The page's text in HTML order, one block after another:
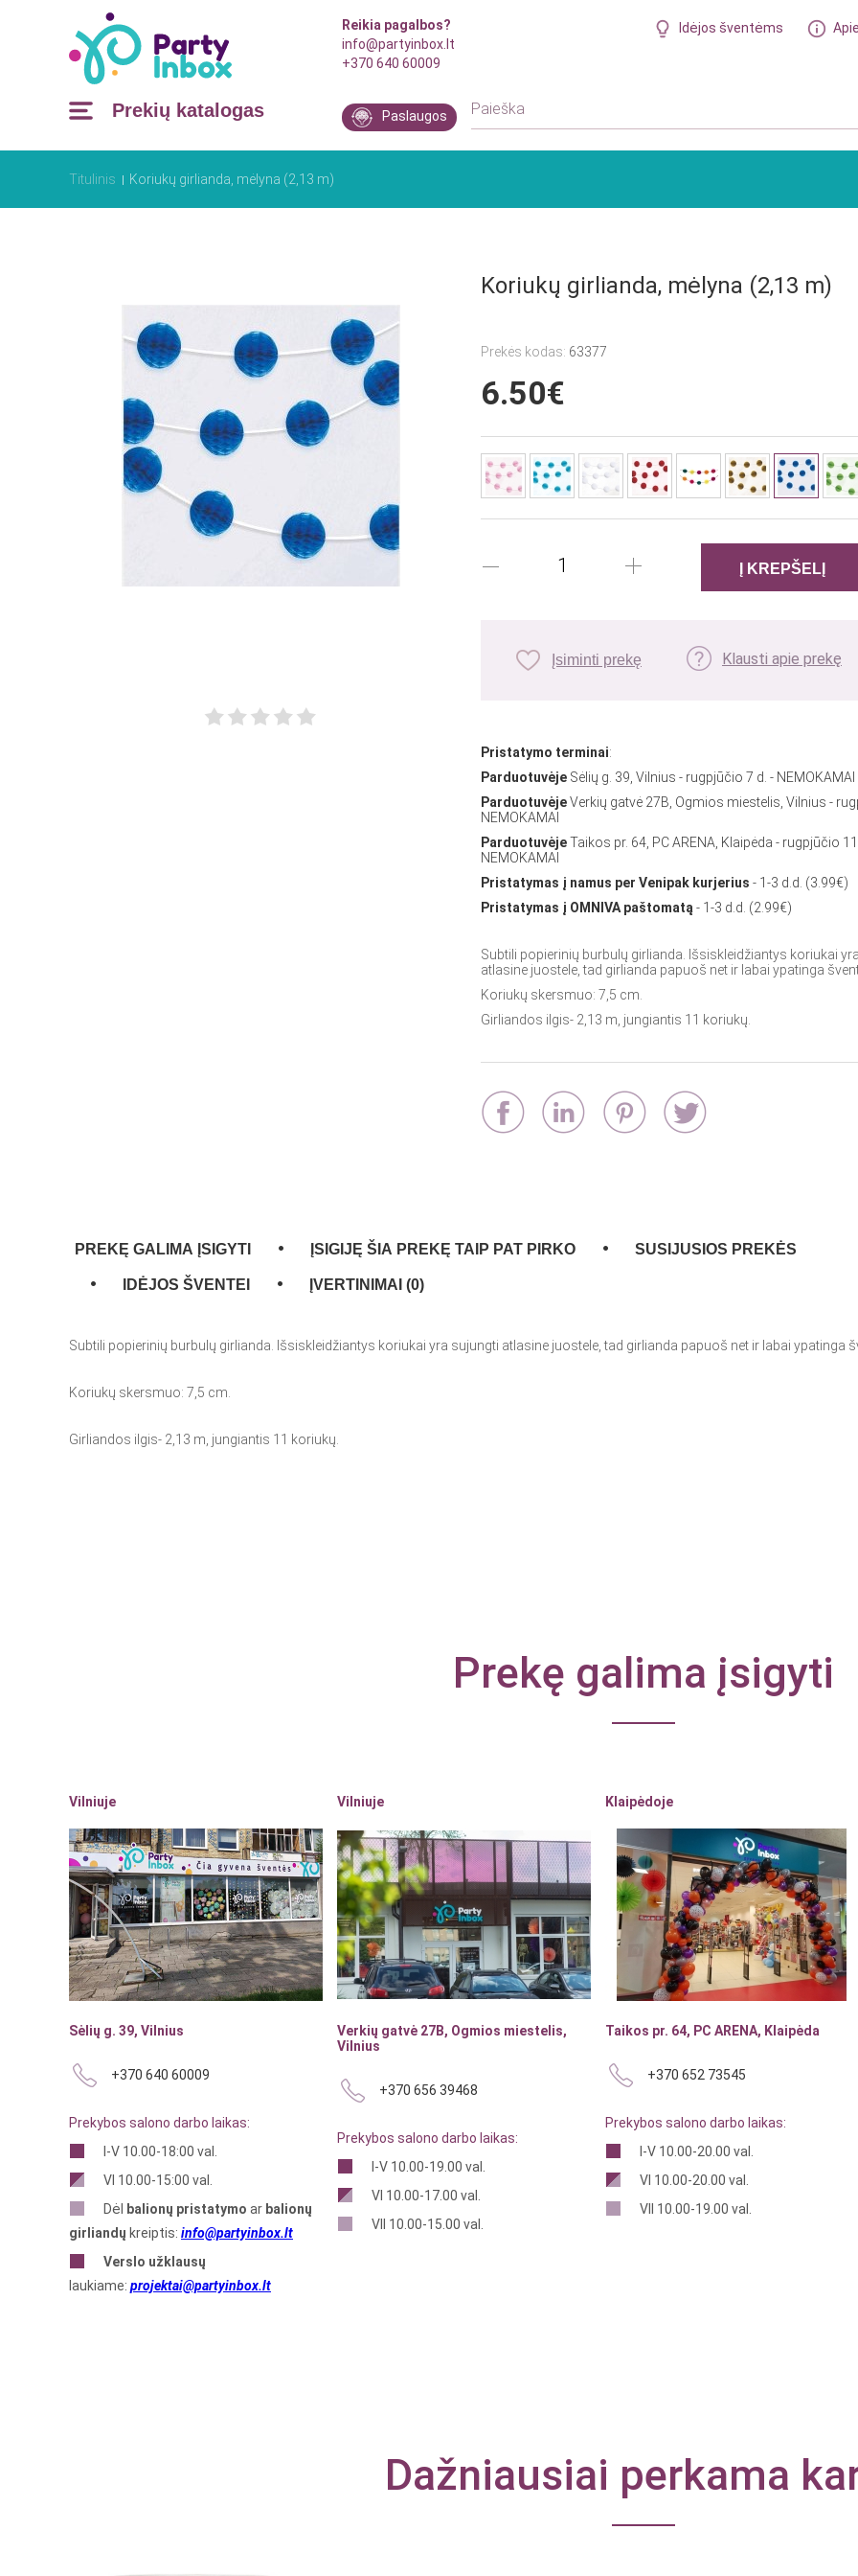
Reikia pagalbos?
info@partyinbox.lt
+370 640 60009
Idėjos šventėms
Prekių katalogas Paslaugos
Titulinis Koriukų girlianda, mėlyna (2,13 m)
Koriukų girlianda, mėlyna (2,13 m)
Prekės kodas: 63377
6.50€
Įsiminti prekę Klausti apie prekę
Pristatymo terminai:
Parduotuvėje Sėlių g. 39, Vilnius - rugpjūčio 7 d. - NEMOKAMAI
ParduotuvėjeVerkių gatvė 27B, Ogmios miestelis, Vilnius -
NEMOKAMAI
ParduotuvėjeTaikos pr. 64, PC ARENA, Klaipėda - rugpjūčio
NEMOKAMAI
Pristatymas į namus per Venipak kurjerius - 1-3 d.d. (3.99€)
Pristatymas į OMNIVA paštomatą - 1-3 d.d. (2.99€)
Subtili popierinių burbulų girlianda. Išsiskleidžiantys koriukai
atlasine juostele, tad girlianda papuoš net ir labai ypatinga
Koriukų skersmuo: 7,5 cm.
Girliandos ilgis- 2,13 m, jungiantis 11 koriukų.
PREKĘ GALIMA ĮSIGYTI ĮSIGIJĘ ŠIA PREKĘ TAIP PAT PIRKO SUSIJUSIOS PREKĖS
IDĖJOS ŠVENTEI ĮVERTINIMAI (0)
Subtili popierinių burbulų girlianda. Išsiskleidžiantys koriukai yra sujungti atlasine juostele, tad girlianda papuoš net ir labai ypatinga
Koriukų skersmuo: 7,5 cm.
Girliandos ilgis- 2,13 m, jungiantis 11 koriukų.
Prekę galima įsigyti
Vilniuje
Sėlių g. 39, Vilnius
+370 640 60009
Prekybos salono darbo laikas:
I-V 10.00-18:00 val.
VI 10.00-15:00 val.
Dėl
balionų pristatymo ar balionų
girliandų kreiptis: info@partyinbox.lt
Verslo užklausų
laukiame: projektai@partyinbox.lt
Vilniuje
Verkių gatvė 27B, Ogmios miestelis,
Vilnius
+370 656 39468
Prekybos salono darbo laikas:
I-V 10.00-19.00 val.
VI 10.00-17.00 val.
VII 10.00-15.00 val.
Klaipėdoje
Taikos pr. 64, PC ARENA, Klaipėda
+370 652 73545
Prekybos salono darbo laikas:
I-V 10.00-20.00 val.
VI 10.00-20.00 val.
VII 10.00-19.00 val.
Dažniausiai perkama